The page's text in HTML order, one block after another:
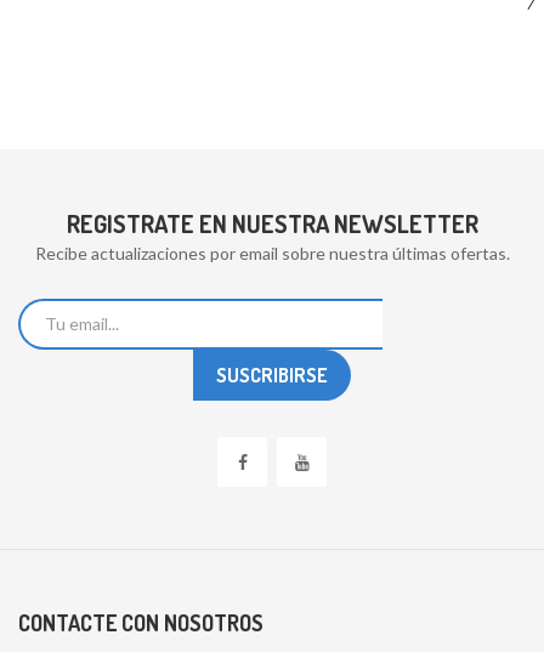
REGISTRATE EN NUESTRA NEWSLETTER
Recibe actualizaciones por email sobre nuestra últimas ofertas.
CONTACTE CON NOSOTROS